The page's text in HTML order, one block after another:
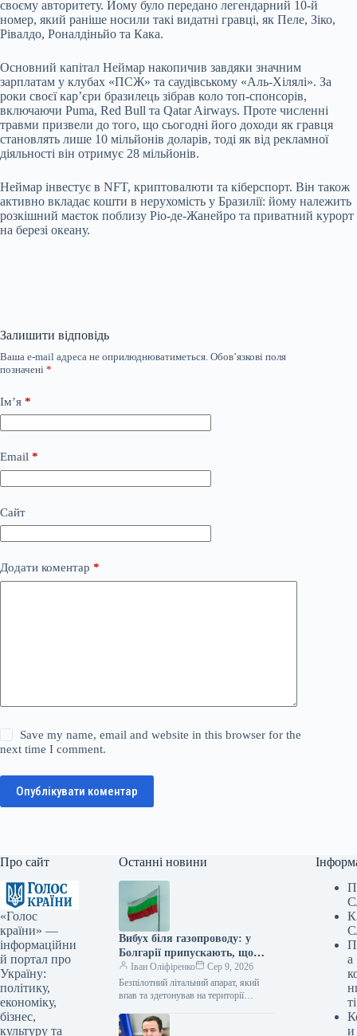
своєму авторитету. Йому було передано легендарний 10-й
номер, який раніше носили такі видатні гравці, як Пеле, Зіко,
Рівалдо, Роналдіньйо та Кака.
Основний капітал Неймар накопичив завдяки значним
зарплатам у клубах «ПСЖ» та саудівському «Аль-Хілялі». За
роки своєї кар’єри бразилець зібрав коло топ-спонсорів,
включаючи Puma, Red Bull та Qatar Airways. Проте численні
травми призвели до того, що сьогодні його доходи як гравця
становлять лише 10 мільйонів доларів, тоді як від рекламної
діяльності він отримує 28 мільйонів.
Неймар інвестує в NFT, криптовалюти та кіберспорт. Він також
активно вкладає кошти в нерухомість у Бразилії: йому належить
розкішний маєток поблизу Ріо-де-Жанейро та приватний курорт
на березі океану.
Залишити відповідь
Ваша e-mail адреса не оприлюднюватиметься. Обов’язкові поля
позначені *
Ім’я *
Email *
Сайт
Додати коментар *
Save my name, email and website in this browser for the
next time I comment.
Опублікувати коментар
Про сайт
«Голос
країни» —
інформаційни
й портал про
Україну:
політику,
економіку,
бізнес,
культуру та
Останні новини
Вибух біля газопроводу: у
Болгарії припускають, що
дрон міг належати Україні
Іван Оліфіренко
Сер 9, 2026
Безпілотний літальний апарат, який
впав та здетонував на території
найімовірніше, є дроном-приманкою
а
ті
и